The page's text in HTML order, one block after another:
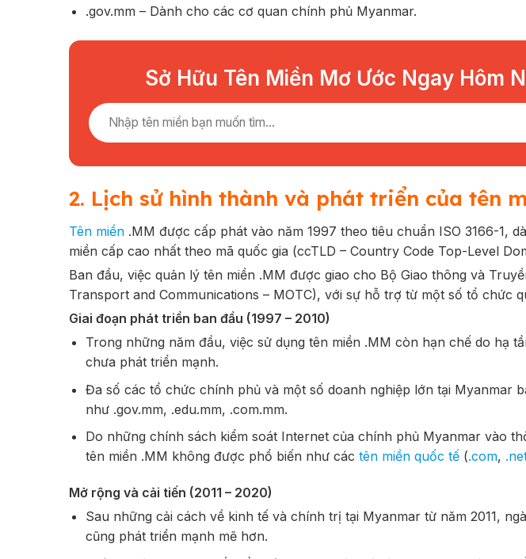
.gov.mm – Dành cho các cơ quan chính phủ Myanmar.
Sở Hữu Tên Miền Mơ Ước Ngay Hôm
2. Lịch sử hình thành và phát triển của tên
Tên miền .MM được cấp phát vào năm 1997 theo tiêu chuẩn ISO 3166-1,
miền cấp cao nhất theo mã quốc gia (ccTLD – Country Code Top-Level
Ban đầu, việc quản lý tên miền .MM được giao cho Bộ Giao thông và
Transport and Communications – MOTC), với sự hỗ trợ từ một số tổ chức
Giai đoạn phát triển ban đầu (1997 – 2010)
Trong những năm đầu, việc sử dụng tên miền .MM còn hạn chế do hạ
chưa phát triển mạnh.
Đa số các tổ chức chính phủ và một số doanh nghiệp lớn tại Myanmar
như .gov.mm, .edu.mm, .com.mm.
Do những chính sách kiểm soát Internet của chính phủ Myanmar vào
tên miền .MM không được phổ biến như các tên miền quốc tế (.com,
Mở rộng và cải tiến (2011 – 2020)
Sau những cải cách về kinh tế và chính trị tại Myanmar từ năm 2011,
cũng phát triển mạnh mẽ hơn.